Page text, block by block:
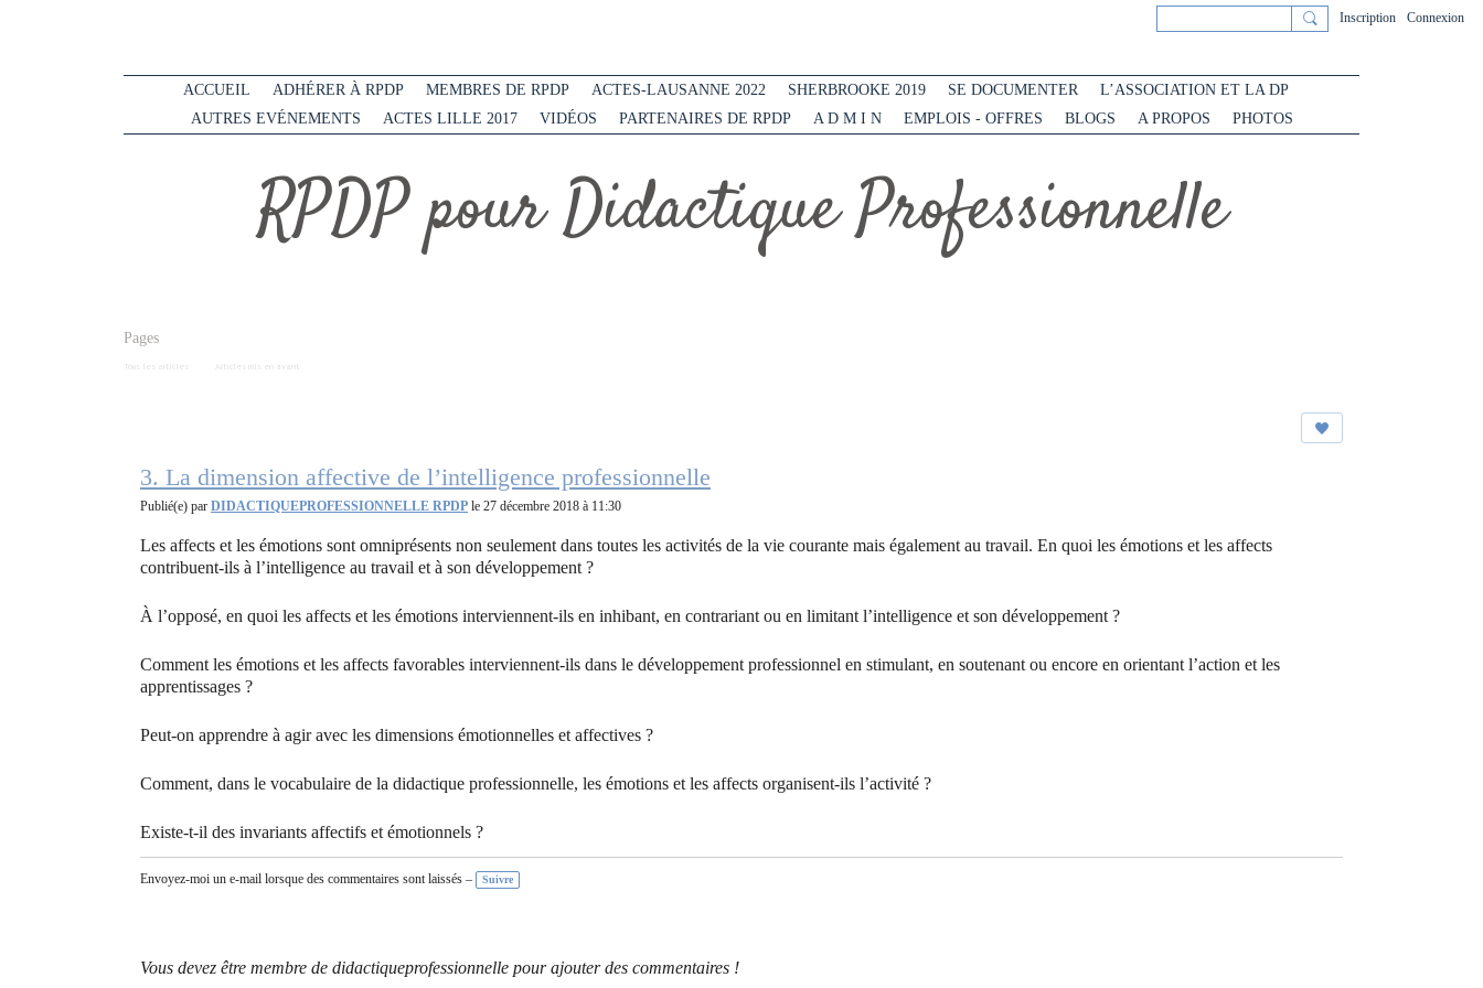
Inscription Connexion
RPDP pour Didactique Professionnelle
ACCUEIL ADHÉRER À RPDP MEMBRES DE RPDP ACTES-LAUSANNE 2022 SHERBROOKE 2019 SE DOCUMENTER
L’ASSOCIATION ET LA DP
AUTRES EVÉNEMENTS
ACTES LILLE 2017 VIDÉOS PARTENAIRES DE RPDP A D M I N EMPLOIS - OFFRES BLOGS A PROPOS PHOTOS
Pages
Tous les articles Articles mis en avant
3. La dimension affective de l’intelligence professionnelle
Publié(e) par DIDACTIQUEPROFESSIONNELLE RPDP le 27 décembre 2018 à 11:30
Les affects et les émotions sont omniprésents non seulement dans toutes les activités de la vie courante mais également au travail. En quoi les émotions et les affects
contribuent-ils à l’intelligence au travail et à son développement ?
À l’opposé, en quoi les affects et les émotions interviennent-ils en inhibant, en contrariant ou en limitant l’intelligence et son développement ?
Comment les émotions et les affects favorables interviennent-ils dans le développement professionnel en stimulant, en soutenant ou encore en orientant l’action et les
apprentissages ?
Peut-on apprendre à agir avec les dimensions émotionnelles et affectives ?
Comment, dans le vocabulaire de la didactique professionnelle, les émotions et les affects organisent-ils l’activité ?
Existe-t-il des invariants affectifs et émotionnels ?
Envoyez-moi un e-mail lorsque des commentaires sont laissés – Suivre
Vous devez être membre de didactiqueprofessionnelle pour ajouter des commentaires !